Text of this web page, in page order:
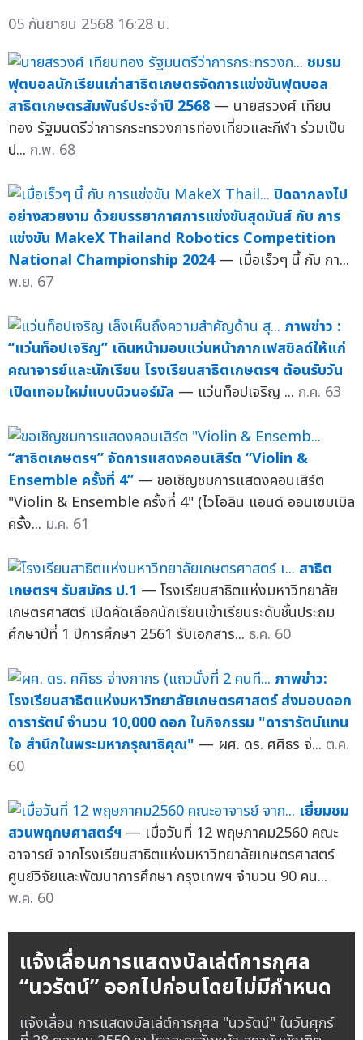
05 กันยายน 2568 16:28 น.
ชมรม
ฟุตบอลนักเรียนเก่าสาธิตเกษตรจัดการแข่งขันฟุตบอล
สาธิตเกษตรสัมพันธ์ประจำปี 2568 — นายสรวงศ์ เทียน
ทอง รัฐมนตรีว่าการกระทรวงการท่องเที่ยวและกีฬา ร่วมเป็น
ป... ก.พ. 68
ปิดฉากลงไป
อย่างสวยงาม ด้วยบรรยากาศการแข่งขันสุดมันส์ กับ การ
แข่งขัน MakeX Thailand Robotics Competition
National Championship 2024 — เมื่อเร็วๆ นี้ กับ กา...
พ.ย. 67
ภาพข่าว :
“แว่นท็อปเจริญ” เดินหน้ามอบแว่นหน้ากากเฟสชิลด์ให้แก่
คณาจารย์และนักเรียน โรงเรียนสาธิตเกษตรฯ ต้อนรับวัน
เปิดเทอมใหม่แบบนิวนอร์มัล — แว่นท็อปเจริญ ... ก.ค. 63
“สาธิตเกษตรฯ” จัดการแสดงคอนเสิร์ต “Violin &
Ensemble ครั้งที่ 4” — ขอเชิญชมการแสดงคอนเสิร์ต
"Violin & Ensemble ครั้งที่ 4" (ไวโอลิน แอนด์ ออนเซมเบิล
ครั้ง... ม.ค. 61
สาธิต
เกษตรฯ รับสมัคร ป.1 — โรงเรียนสาธิตแห่งมหาวิทยาลัย
เกษตรศาสตร์ เปิดคัดเลือกนักเรียนเข้าเรียนระดับชั้นประถม
ศึกษาปีที่ 1 ปีการศึกษา 2561 รับเอกสาร... ธ.ค. 60
ภาพข่าว:
โรงเรียนสาธิตแห่งมหาวิทยาลัยเกษตรศาสตร์ ส่งมอบดอก
ดารารัตน์ จำนวน 10,000 ดอก ในกิจกรรม "ดารารัตน์แทน
ใจ สำนึกในพระมหากรุณาธิคุณ" — ผศ. ดร. ศศิธร จ่... ต.ค.
60
เยี่ยมชม
สวนพฤกษศาสตร์ฯ — เมื่อวันที่ 12 พฤษภาคม2560 คณะ
อาจารย์ จากโรงเรียนสาธิตแห่งมหาวิทยาลัยเกษตรศาสตร์
ศูนย์วิจัยและพัฒนาการศึกษา กรุงเทพฯ จำนวน 90 คน...
พ.ค. 60
แจ้งเลื่อนการแสดงบัลเล่ต์การกุศล
“นวรัตน์” ออกไปก่อนโดยไม่มีกำหนด
แจ้งเลื่อน การแสดงบัลเล่ต์การกุศล "นวรัตน์" ในวันศุกร์